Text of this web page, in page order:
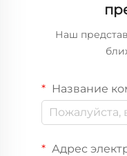
Наш
Название
Адрес